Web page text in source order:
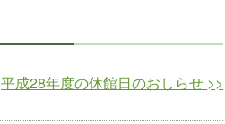
平成28年度の休館日のおしらせ >>